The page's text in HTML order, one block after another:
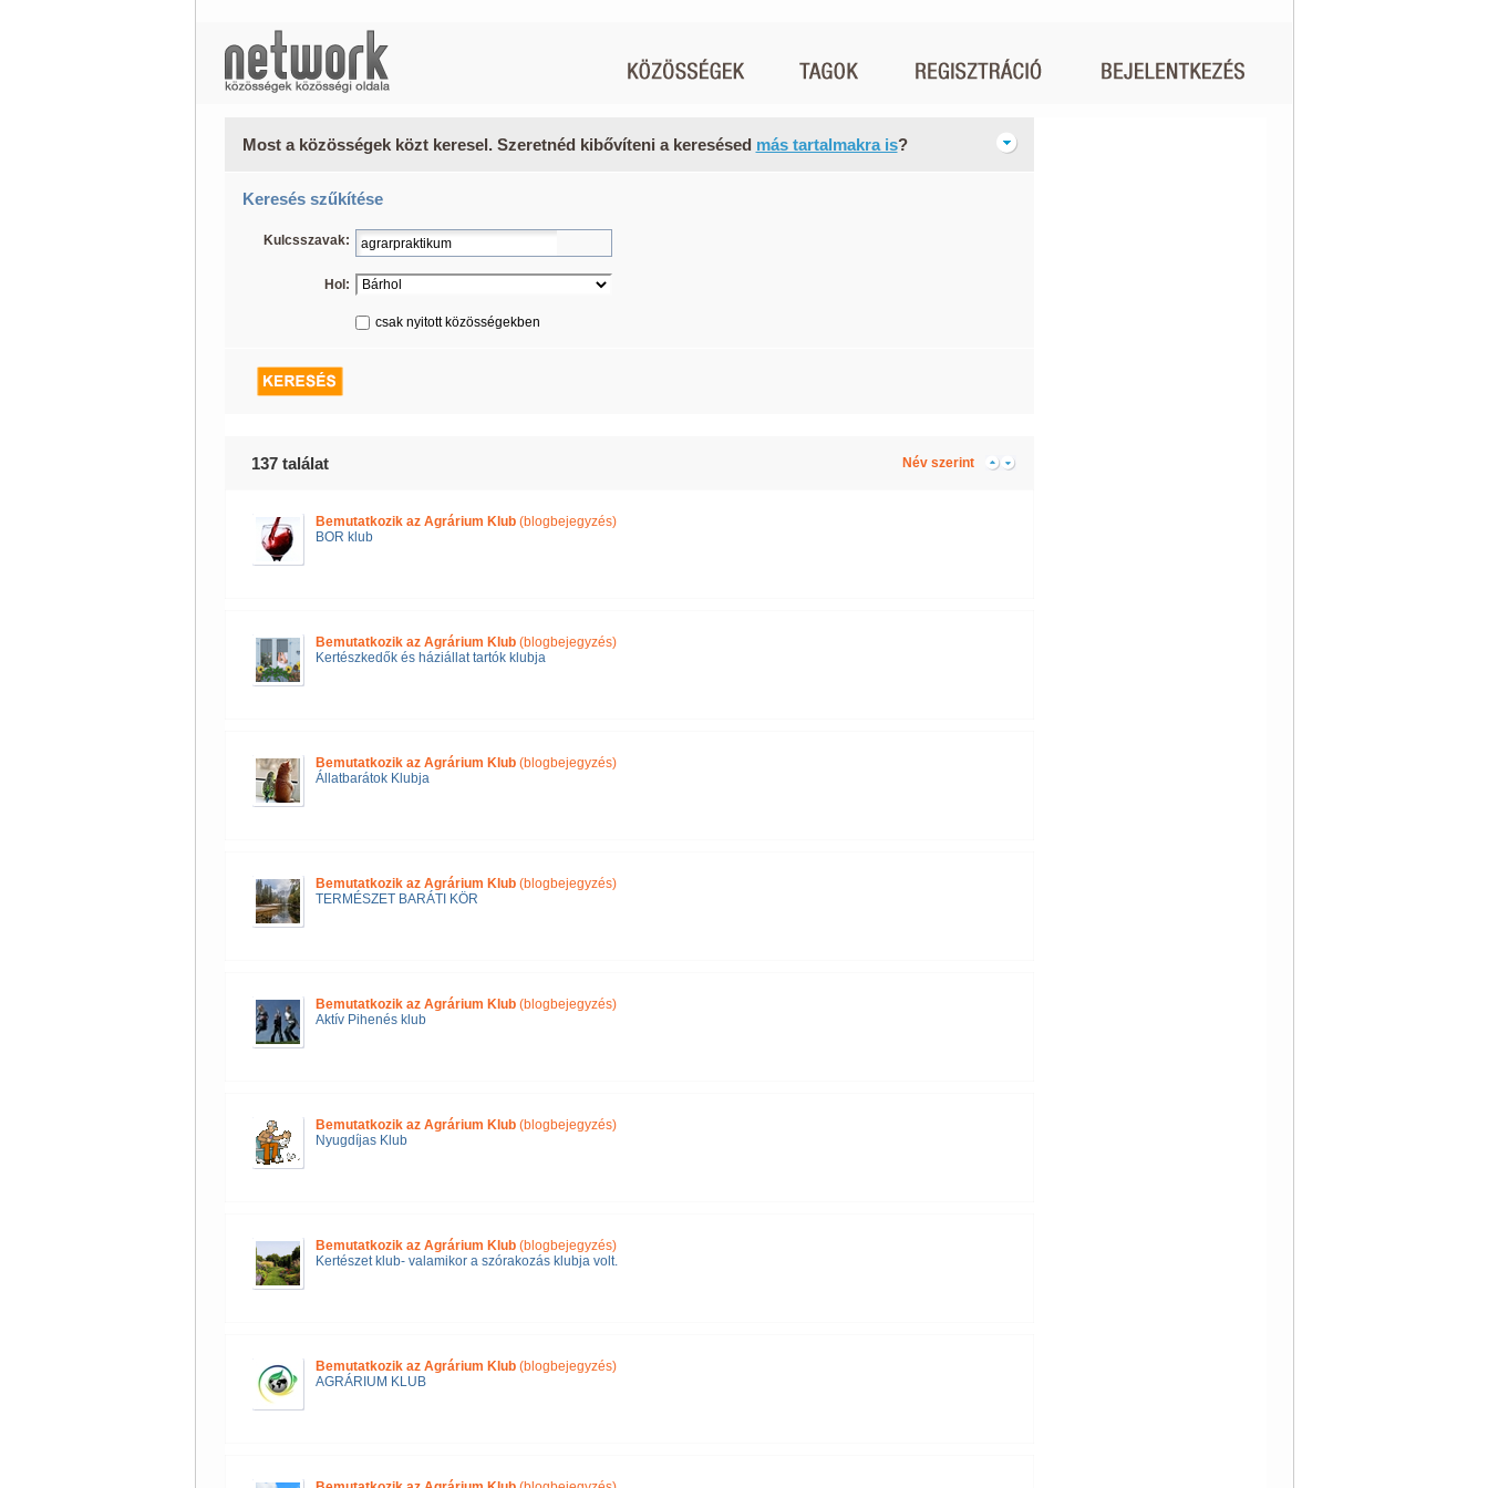
Most a közösségek közt keresel. Szeretnéd kibővíteni a keresésed más tartalmakra is?
Keresés szűkítése
Kulcsszavak:
Hol:
csak nyitott közösségekben
137 találat Név szerint
Bemutatkozik az Agrárium Klub(blogbejegyzés)
BOR klub
Bemutatkozik az Agrárium Klub(blogbejegyzés)
Kertészkedők és háziállat tartók klubja
Bemutatkozik az Agrárium Klub(blogbejegyzés)
Állatbarátok Klubja
Bemutatkozik az Agrárium Klub(blogbejegyzés)
TERMÉSZET BARÁTI KÖR
Bemutatkozik az Agrárium Klub(blogbejegyzés)
Aktív Pihenés klub
Bemutatkozik az Agrárium Klub(blogbejegyzés)
Nyugdíjas Klub
Bemutatkozik az Agrárium Klub(blogbejegyzés)
Kertészet klub- valamikor a szórakozás klubja volt.
Bemutatkozik az Agrárium Klub(blogbejegyzés)
AGRÁRIUM KLUB